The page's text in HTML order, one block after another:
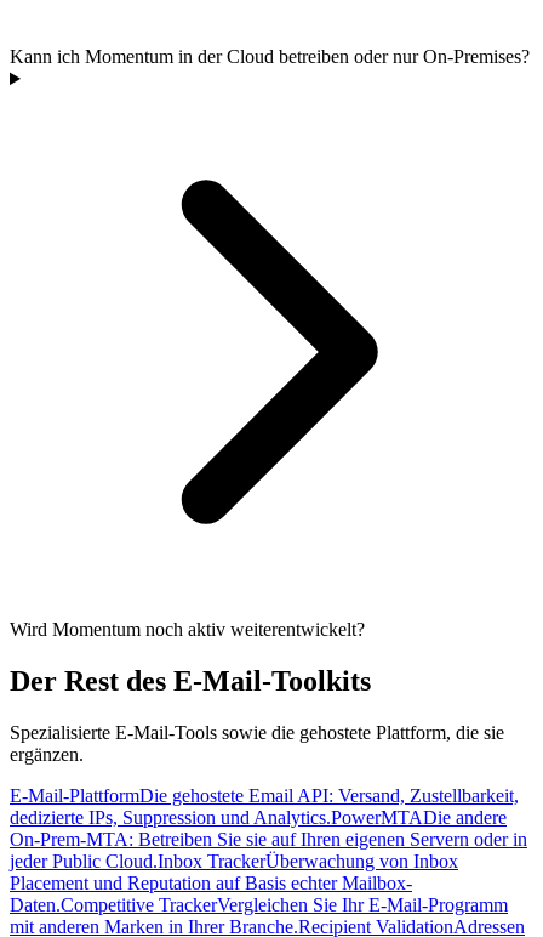
Kann ich Momentum in der Cloud betreiben oder nur On-Premises?
Wird Momentum noch aktiv weiterentwickelt?
Der Rest des E-Mail-Toolkits
Spezialisierte E-Mail-Tools sowie die gehostete Plattform, die sie
ergänzen.
E-Mail-PlattformDie gehostete Email API: Versand, Zustellbarkeit,
dedizierte IPs, Suppression und Analytics.PowerMTADie andere
On-Prem-MTA: Betreiben Sie sie auf Ihren eigenen Servern oder in
jeder Public Cloud.Inbox TrackerÜberwachung von Inbox
Placement und Reputation auf Basis echter Mailbox-
Daten.Competitive TrackerVergleichen Sie Ihr E-Mail-Programm
mit anderen Marken in Ihrer Branche.Recipient ValidationAdressen